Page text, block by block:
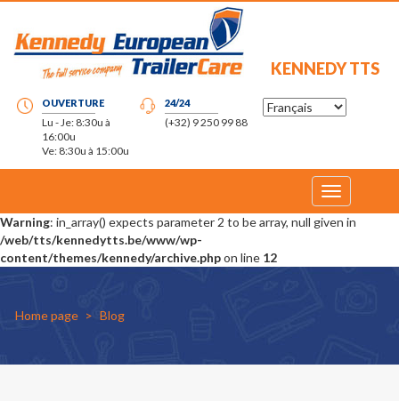
KENNEDY TTS
24/24
(+32) 9 250 99 88
OUVERTURE
Lu - Je: 8:30u à
16:00u
Ve: 8:30u à 15:00u
Toggle
navigation
Warning: in_array() expects parameter 2 to be array, null given in
/web/tts/kennedytts.be/www/wp-
content/themes/kennedy/archive.phpon line 12
Home page Blog